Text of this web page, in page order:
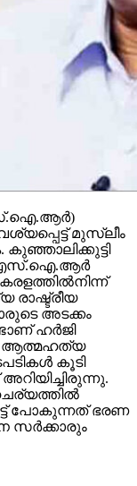
മുസ്ലീം
കുഞ്ഞാലിക്കുട്ടി
എസ്.ഐ.ആര്‍
രാഷ്ട്രീയ
അടക്കം
ഹര്‍ജി
ആത്മഹത്യ
കൂടി
പോകുന്നത് ഭരണ
സര്‍ക്കാരും